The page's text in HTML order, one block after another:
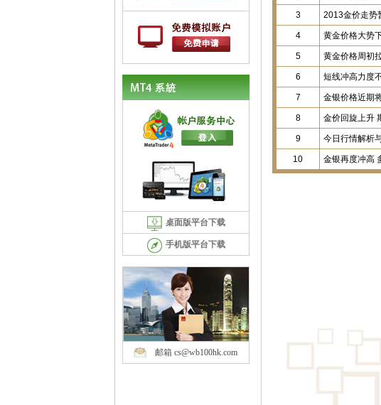
桌面版平台下载
手机版平台下载
邮箱 cs@wb100hk.com
3 2013金价走势
4 黄金价格大势
5 黄金价格周初
6 短线冲高力度
7 金银价格近期
8 金价回旋上升
9 今日行情解析
10 金银再度冲高